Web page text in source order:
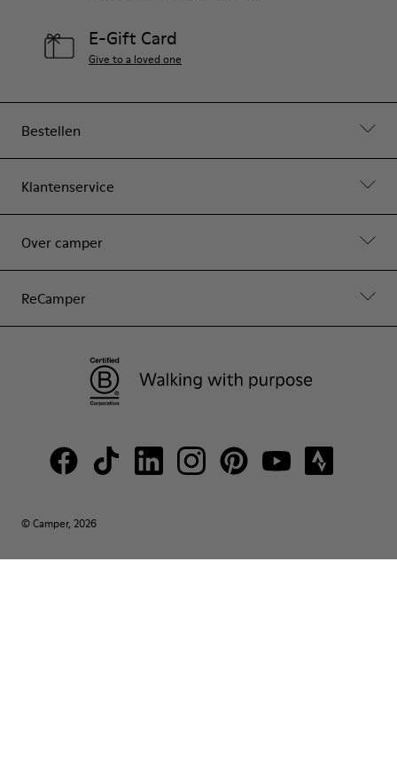
Bestellen
Klantenservice
Over camper
ReCamper
E-Gift Card
Give to a loved one
© Camper, 2026